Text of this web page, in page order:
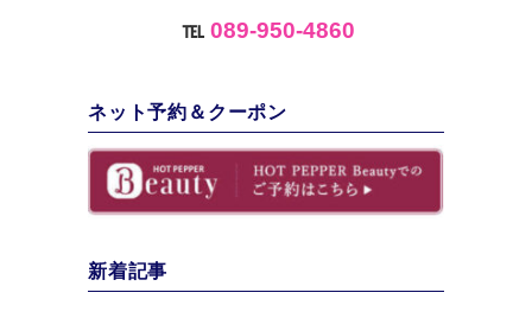
℡ 089-950-4860
ネット予約＆クーポン
新着記事